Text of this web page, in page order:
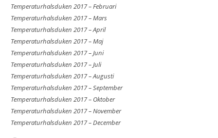
Temperaturhalsduken 2017 – Februari
Temperaturhalsduken 2017 – Mars
Temperaturhalsduken 2017 – April
Temperaturhalsduken 2017 – Maj
Temperaturhalsduken 2017 – Juni
Temperaturhalsduken 2017 – Juli
Temperaturhalsduken 2017 – Augusti
Temperaturhalsduken 2017 – September
Temperaturhalsduken 2017 – Oktober
Temperaturhalsduken 2017 – November
Temperaturhalsduken 2017 – December